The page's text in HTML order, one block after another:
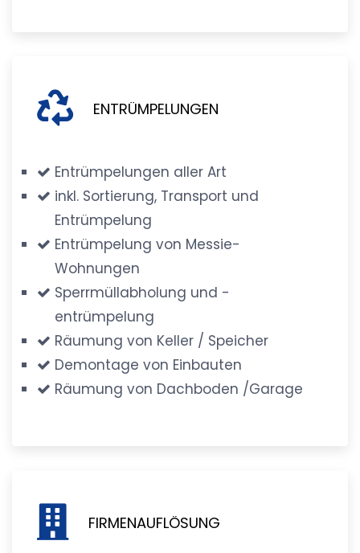
ENTRÜMPELUNGEN
Entrümpelungen aller Art
inkl. Sortierung, Transport und
Entrümpelung
Entrümpelung von Messie-
Wohnungen
Sperrmüllabholung und -
entrümpelung
Räumung von Keller / Speicher
Demontage von Einbauten
Räumung von Dachboden /Garage
FIRMENAUFLÖSUNG